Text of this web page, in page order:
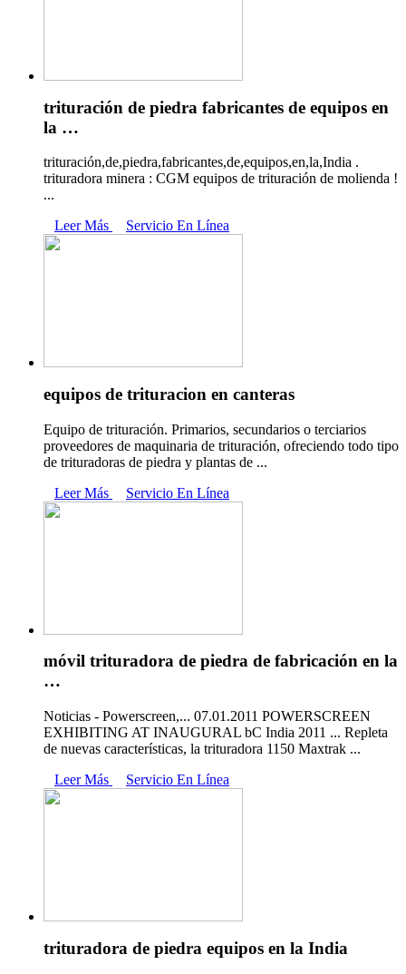
trituración de piedra fabricantes de equipos en
la …
trituración,de,piedra,fabricantes,de,equipos,en,la,India .
trituradora minera : CGM equipos de trituración de molienda !
...
Leer Más
Servicio En Línea
equipos de trituracion en canteras
Equipo de trituración. Primarios, secundarios o terciarios
proveedores de maquinaria de trituración, ofreciendo todo tipo
de trituradoras de piedra y plantas de ...
Leer Más
Servicio En Línea
móvil trituradora de piedra de fabricación en la
…
Noticias - Powerscreen,... 07.01.2011 POWERSCREEN
EXHIBITING AT INAUGURAL bC India 2011 ... Repleta
de nuevas características, la trituradora 1150 Maxtrak ...
Leer Más
Servicio En Línea
trituradora de piedra equipos en la India